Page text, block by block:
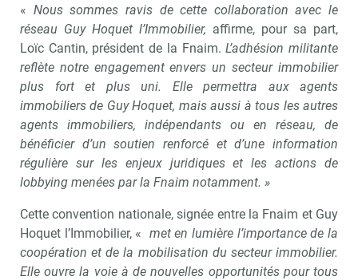
« Nous sommes ravis de cette collaboration avec le
réseau Guy Hoquet l’Immobilier, affirme, pour sa part,
Loïc Cantin, président de la Fnaim.L’adhésion militante
reflète notre engagement envers un secteur immobilier
plus fort et plus uni. Elle permettra aux agents
immobiliers de Guy Hoquet, mais aussi à tous les autres
agents immobiliers, indépendants ou en réseau, de
bénéficier d’un soutien renforcé et d’une information
régulière sur les enjeux juridiques et les actions de
lobbying menées par la Fnaim notamment. »
Cette convention nationale, signée entre la Fnaim et Guy
Hoquet l’Immobilier, « met en lumière l’importance de la
coopération et de la mobilisation du secteur immobilier.
Elle ouvre la voie à de nouvelles opportunités pour tous
Recevoir Immo Matin